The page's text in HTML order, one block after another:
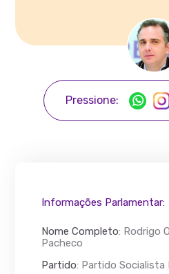
Pressione:
Informações Parlamentar:
Nome Completo: Rodrigo
Pacheco
Partido: Partido Socialista